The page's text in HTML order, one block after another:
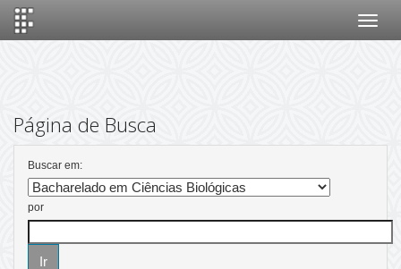
Página de Busca
Buscar em:
por